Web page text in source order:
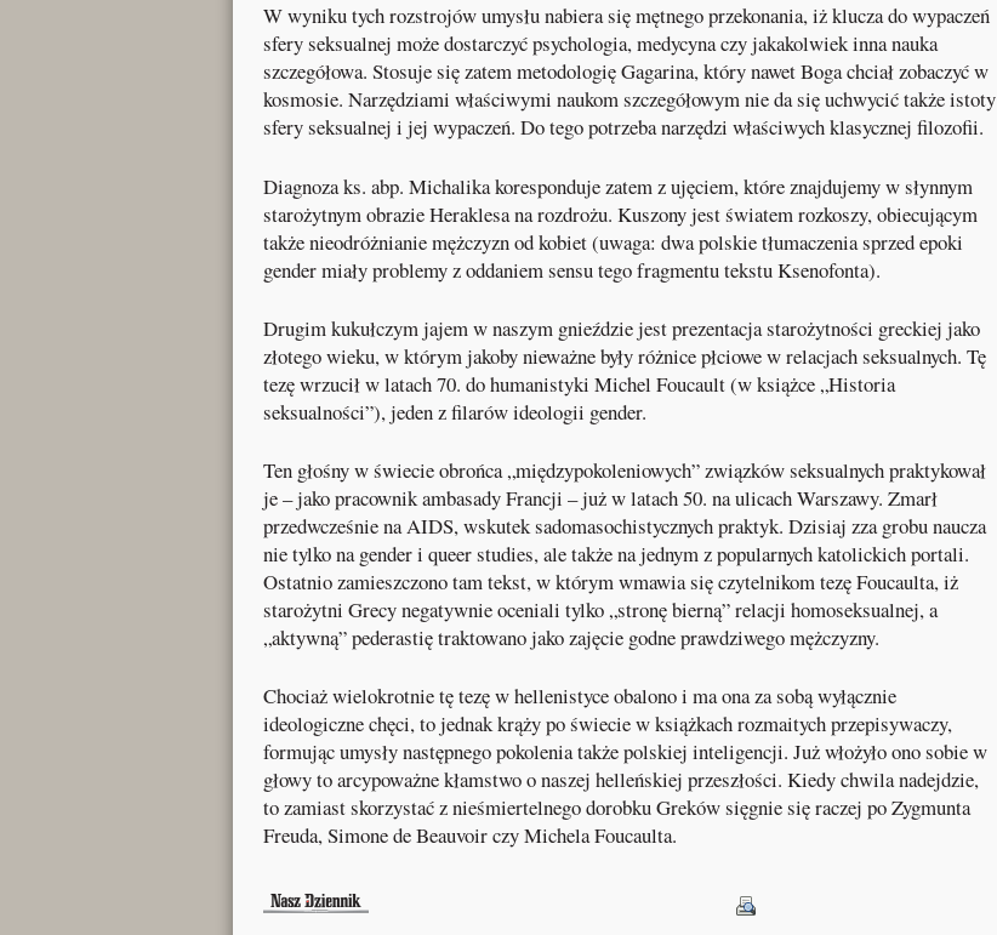
W wyniku tych rozstrojów umysłu nabiera się mętnego przekonania, iż klucza do wypaczeń
sfery seksualnej może dostarczyć psychologia, medycyna czy jakakolwiek inna nauka
szczegółowa. Stosuje się zatem metodologię Gagarina, który nawet Boga chciał zobaczyć w
kosmosie. Narzędziami właściwymi naukom szczegółowym nie da się uchwycić także istoty
sfery seksualnej i jej wypaczeń. Do tego potrzeba narzędzi właściwych klasycznej filozofii.
Diagnoza ks. abp. Michalika koresponduje zatem z ujęciem, które znajdujemy w słynnym
starożytnym obrazie Heraklesa na rozdrożu. Kuszony jest światem rozkoszy, obiecującym
także nieodróżnianie mężczyzn od kobiet (uwaga: dwa polskie tłumaczenia sprzed epoki
gender miały problemy z oddaniem sensu tego fragmentu tekstu Ksenofonta).
Drugim kukułczym jajem w naszym gnieździe jest prezentacja starożytności greckiej jako
złotego wieku, w którym jakoby nieważne były różnice płciowe w relacjach seksualnych. Tę
tezę wrzucił w latach 70. do humanistyki Michel Foucault (w książce „Historia
seksualności”), jeden z filarów ideologii gender.
Ten głośny w świecie obrońca „międzypokoleniowych” związków seksualnych praktykował
je – jako pracownik ambasady Francji – już w latach 50. na ulicach Warszawy. Zmarł
przedwcześnie na AIDS, wskutek sadomasochistycznych praktyk. Dzisiaj zza grobu naucza
nie tylko na gender i queer studies, ale także na jednym z popularnych katolickich portali.
Ostatnio zamieszczono tam tekst, w którym wmawia się czytelnikom tezę Foucaulta, iż
starożytni Grecy negatywnie oceniali tylko „stronę bierną” relacji homoseksualnej, a
„aktywną” pederastię traktowano jako zajęcie godne prawdziwego mężczyzny.
Chociaż wielokrotnie tę tezę w hellenistyce obalono i ma ona za sobą wyłącznie
ideologiczne chęci, to jednak krąży po świecie w książkach rozmaitych przepisywaczy,
formując umysły następnego pokolenia także polskiej inteligencji. Już włożyło ono sobie w
głowy to arcypoważne kłamstwo o naszej helleńskiej przeszłości. Kiedy chwila nadejdzie,
to zamiast skorzystać z nieśmiertelnego dorobku Greków sięgnie się raczej po Zygmunta
Freuda, Simone de Beauvoir czy Michela Foucaulta.